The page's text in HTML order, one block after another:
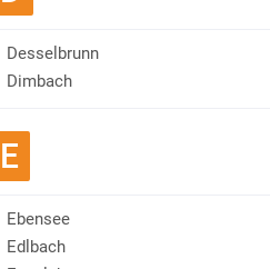
Desselbrunn
Dimbach
E
Ebensee
Edlbach